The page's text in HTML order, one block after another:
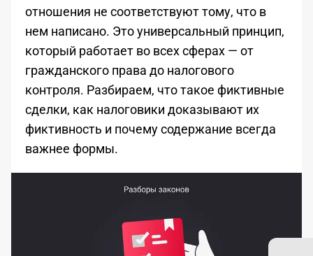
отношения не соответствуют тому, что в
нем написано. Это универсальный принцип,
который работает во всех сферах — от
гражданского права до налогового
контроля. Разбираем, что такое фиктивные
сделки, как налоговики доказывают их
фиктивность и почему содержание всегда
важнее формы.